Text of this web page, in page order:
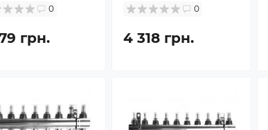
0
грн.
0
4 318 грн.